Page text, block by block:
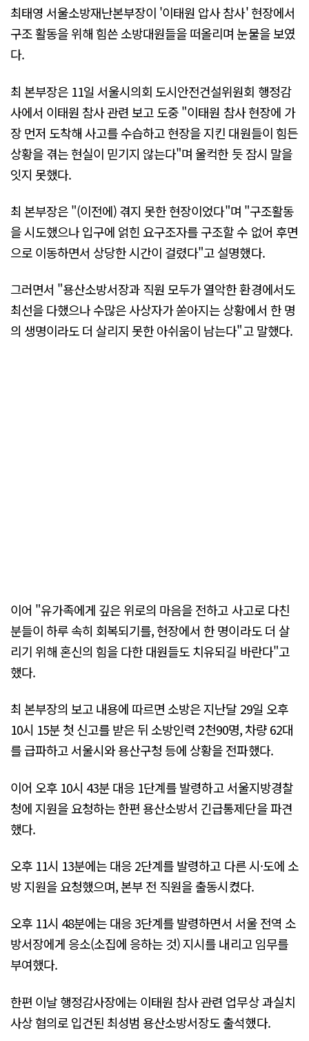
최태영 서울소방재난본부장이 '이태원 압사 참사' 현장에서
구조 활동을 위해 힘쓴 소방대원들을 떠올리며 눈물을 보였
다.
최 본부장은 11일 서울시의회 도시안전건설위원회 행정감
사에서 이태원 참사 관련 보고 도중 "이태원 참사 현장에 가
장 먼저 도착해 사고를 수습하고 현장을 지킨 대원들이 힘든
상황을 겪는 현실이 믿기지 않는다"며 울컥한 듯 잠시 말을
잇지 못했다.
최 본부장은 "(이전에) 겪지 못한 현장이었다"며 "구조활동
을 시도했으나 입구에 얽힌 요구조자를 구조할 수 없어 후면
으로 이동하면서 상당한 시간이 걸렸다"고 설명했다.
그러면서 "용산소방서장과 직원 모두가 열악한 환경에서도
최선을 다했으나 수많은 사상자가 쏟아지는 상황에서 한 명
의 생명이라도 더 살리지 못한 아쉬움이 남는다"고 말했다.
이어 "유가족에게 깊은 위로의 마음을 전하고 사고로 다친
분들이 하루 속히 회복되기를, 현장에서 한 명이라도 더 살
리기 위해 혼신의 힘을 다한 대원들도 치유되길 바란다"고
했다.
최 본부장의 보고 내용에 따르면 소방은 지난달 29일 오후
10시 15분 첫 신고를 받은 뒤 소방인력 2천90명, 차량 62대
를 급파하고 서울시와 용산구청 등에 상황을 전파했다.
이어 오후 10시 43분 대응 1단계를 발령하고 서울지방경찰
청에 지원을 요청하는 한편 용산소방서 긴급통제단을 파견
했다.
오후 11시 13분에는 대응 2단계를 발령하고 다른 시·도에 소
방 지원을 요청했으며, 본부 전 직원을 출동시켰다.
오후 11시 48분에는 대응 3단계를 발령하면서 서울 전역 소
방서장에게 응소(소집에 응하는 것) 지시를 내리고 임무를
부여했다.
한편 이날 행정감사장에는 이태원 참사 관련 업무상 과실치
사상 혐의로 입건된 최성범 용산소방서장도 출석했다.